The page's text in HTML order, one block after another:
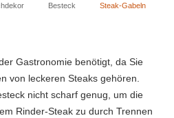
Besteck Steak-Gabeln
Gastronomie benötigt, da Sie
von leckeren Steaks gehören.
nicht scharf genug, um die
Rinder-Steak zu durch Trennen